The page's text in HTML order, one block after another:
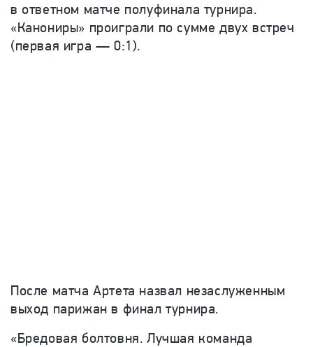
в ответном матче полуфинала турнира.
«Канониры» проиграли по сумме двух встреч
(первая игра — 0:1).
После матча Артета назвал незаслуженным
выход парижан в финал турнира.
«Бредовая болтовня. Лучшая команда